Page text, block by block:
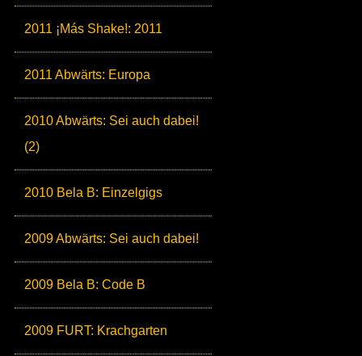
2011 ¡Más Shake!: 2011
2011 Abwärts: Europa
2010 Abwärts: Sei auch dabei!
(2)
2010 Bela B: Einzelgigs
2009 Abwärts: Sei auch dabei!
2009 Bela B: Code B
2009 FURT: Krachgarten